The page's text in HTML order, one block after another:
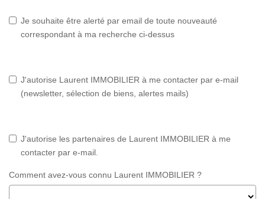
Je souhaite être alerté par email de toute nouveauté
correspondant à ma recherche ci-dessus
J'autorise Laurent IMMOBILIER à me contacter par e-mail
(newsletter, sélection de biens, alertes mails)
J'autorise les partenaires de Laurent IMMOBILIER à me
contacter par e-mail.
Comment avez-vous connu Laurent IMMOBILIER ?